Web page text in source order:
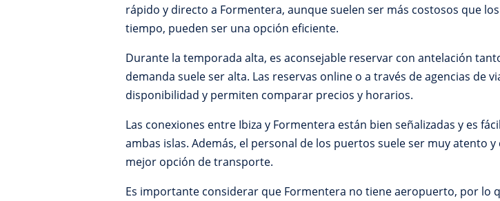
rápido y directo a Formentera, aunque suelen ser más costosos que
tiempo, pueden ser una opción eficiente.
Durante la temporada alta, es aconsejable reservar con antelación
demanda suele ser alta. Las reservas online o a través de agencias de
disponibilidad y permiten comparar precios y horarios.
Las conexiones entre Ibiza y Formentera están bien señalizadas y es
ambas islas. Además, el personal de los puertos suele ser muy atento
mejor opción de transporte.
Es importante considerar que Formentera no tiene aeropuerto, por lo